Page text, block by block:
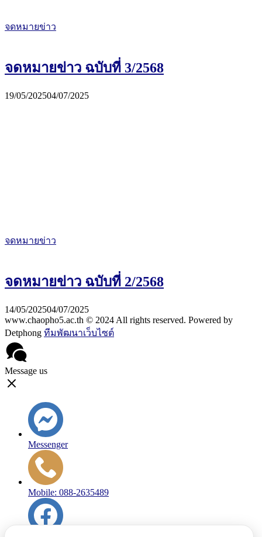
จดหมายข่าว
จดหมายข่าว ฉบับที่ 3/2568
19/05/202504/07/2025
จดหมายข่าว
จดหมายข่าว ฉบับที่ 2/2568
14/05/202504/07/2025
www.chaopho5.ac.th © 2024 All rights reserved. Powered by
Detphong ทีมพัฒนาเว็บไซต์
Message us
Messenger
Mobile: 088-2635489